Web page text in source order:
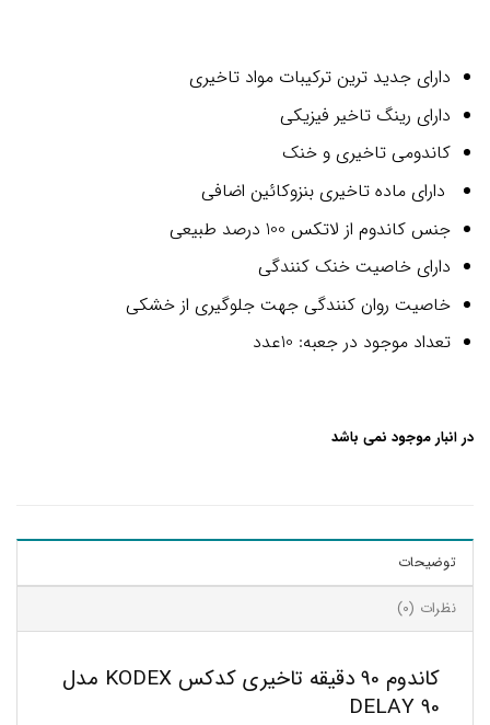
دارای جدید ترین ترکیبات مواد تاخیری
دارای رینگ تاخیر فیزیکی
کاندومی تاخیری و خنک
دارای ماده تاخیری بنزوکائین اضافی
جنس کاندوم از لاتکس 100 درصد طبیعی
دارای خاصیت خنک کنندگی
خاصیت روان کنندگی جهت جلوگیری از خشکی
تعداد موجود در جعبه: 10عدد
در انبار موجود نمی باشد
توضیحات
نظرات (0)
کاندوم 90 دقیقه تاخیری کدکس KODEX مدل
90 DELAY